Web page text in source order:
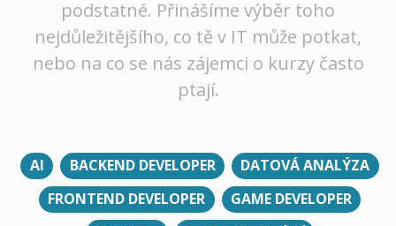
podstatné. Přinášíme výběr toho
nejdůležitějšího, co tě v IT může potkat,
nebo na co se nás zájemci o kurzy často
ptají.
AI BACKEND DEVELOPER
DATOVÁ ANALÝZA
FRONTEND DEVELOPER
GAME DEVELOPER